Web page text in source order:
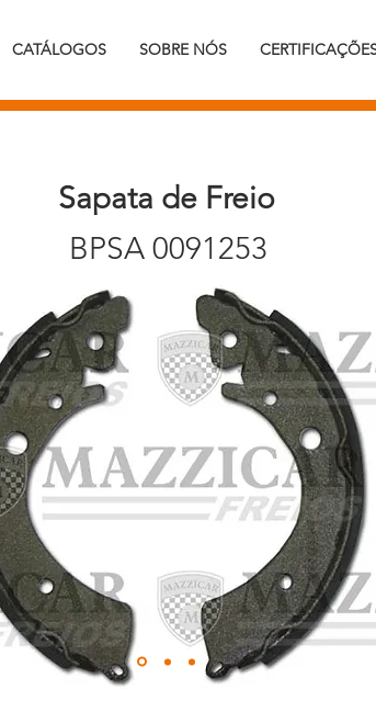
CATÁLOGOS SOBRE NÓS
Sapata de Freio
BPSA 0091253